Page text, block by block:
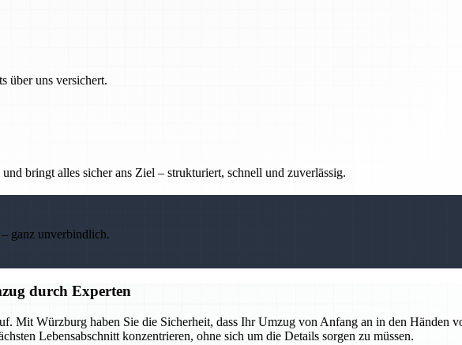
über uns versichert.
bringt alles sicher ans Ziel – strukturiert, schnell und zuverlässig.
ganz unverbindlich.
durch Experten
Mit Würzburg haben Sie die Sicherheit, dass Ihr Umzug von Anfang an in den Händen
Lebensabschnitt konzentrieren, ohne sich um die Details sorgen zu müssen.